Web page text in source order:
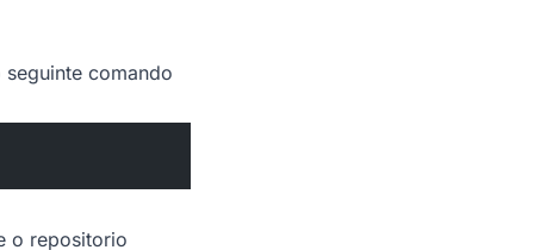
comando
o repositorio